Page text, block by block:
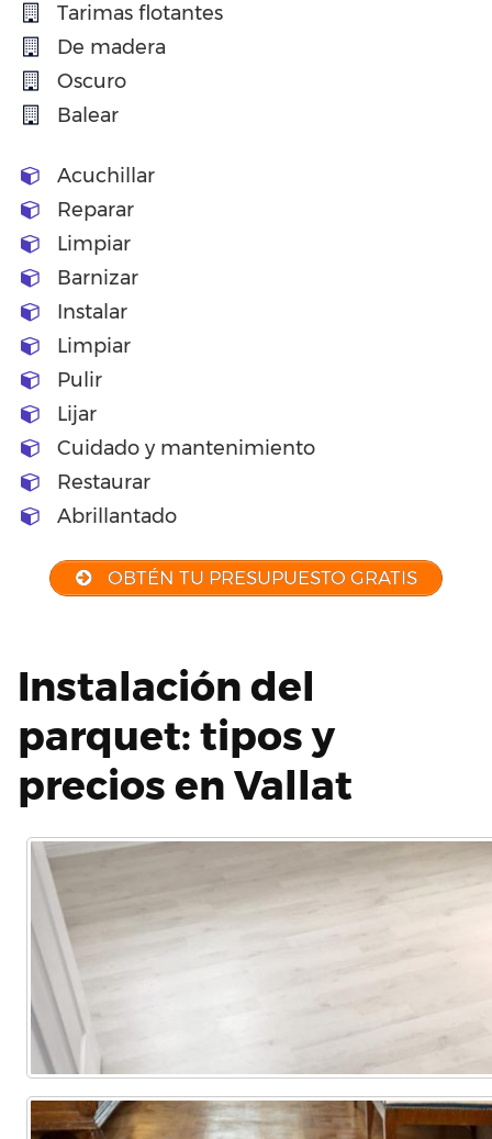
Tarimas flotantes
De madera
Oscuro
Balear
Acuchillar
Reparar
Limpiar
Barnizar
Instalar
Limpiar
Pulir
Lijar
Cuidado y mantenimiento
Restaurar
Abrillantado
OBTÉN TU PRESUPUESTO GRATIS
Instalación del
parquet: tipos y
precios en Vallat